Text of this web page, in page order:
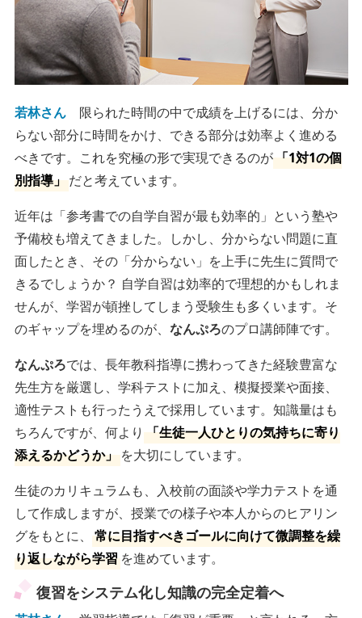
若林さん限られた時間の中で成績を上げるには、分か
らない部分に時間をかけ、できる部分は効率よく進める
べきです。これを究極の形で実現できるのが「1対1の個
別指導」だと考えています。
近年は「参考書での自学自習が最も効率的」という塾や
予備校も増えてきました。しかし、分からない問題に直
面したとき、その「分からない」を上手に先生に質問で
きるでしょうか？ 自学自習は効率的で理想的かもしれま
せんが、学習が頓挫してしまう受験生も多くいます。そ
のギャップを埋めるのが、 なんぷろのプロ講師陣です。
なんぷろでは、長年教科指導に携わってきた経験豊富な
先生方を厳選し、学科テストに加え、模擬授業や面接、
適性テストも行ったうえで採用しています。知識量はも
ちろんですが、何より 「生徒一人ひとりの気持ちに寄り
添えるかどうか」を大切にしています。
生徒のカリキュラムも、入校前の面談や学力テストを通
して作成しますが、授業での様子や本人からのヒアリン
グをもとに、
常に目指すべきゴールに向けて微調整を繰
り返しながら学習を進めています。
復習をシステム化し知識の完全定着へ